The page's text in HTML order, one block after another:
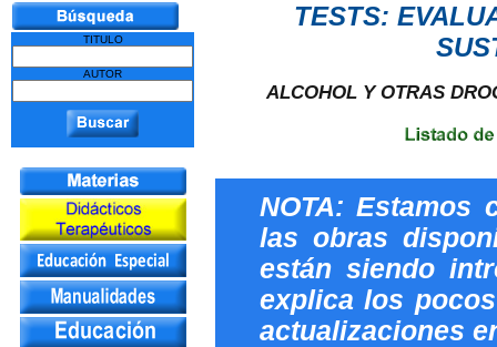
TITULO
AUTOR
TESTS:
ALCOHOL Y OTRAS
NOTA: Estamos
las obras
están siendo
explica los
actualizaciones